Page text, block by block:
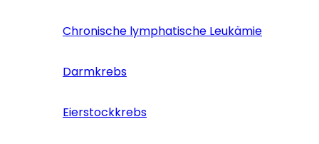
Chronische lymphatische Leukämie
Darmkrebs
Eierstockkrebs